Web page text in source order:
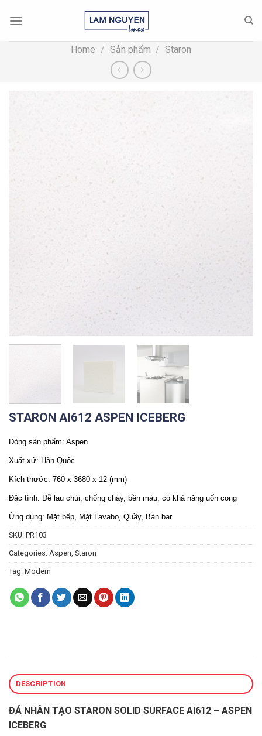
Home / Sản phẩm / Staron
STARON AI612 ASPEN ICEBERG
Dòng sản phẩm: Aspen
Xuất xứ: Hàn Quốc
Kích thước: 760 x 3680 x 12 (mm)
Đặc tính: Dễ lau chùi, chống cháy, bền màu, có khả năng uốn cong
Ứng dụng: Mặt bếp, Mặt Lavabo, Quầy, Bàn bar
SKU: PR103
Categories: Aspen Staron
Tag: Modern
DESCRIPTION
ĐÁ NHÂN TẠO STARON SOLID SURFACE AI612 – ASPEN
ICEBERG